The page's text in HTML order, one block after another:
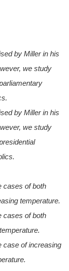
by Miller in his
we study
by Miller in his
we study
cases of both
temperature.
cases of both
case of increasing